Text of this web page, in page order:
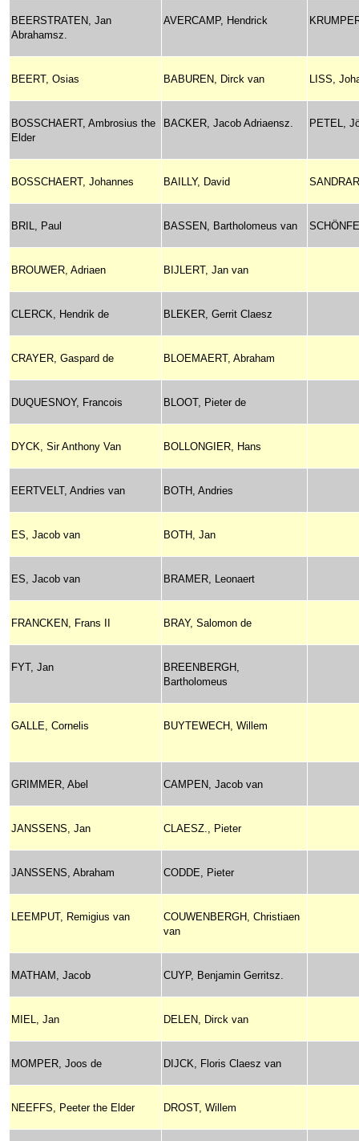
BEERSTRATEN, Jan
Abrahamsz.
AVERCAMP, Hendrick
BEERT, Osias BABUREN, Dirck van LISS,
BOSSCHAERT, Ambrosius the
Elder
BACKER, Jacob Adriaensz. PETEL,
BOSSCHAERT, Johannes BAILLY, David
BRIL, Paul BASSEN, Bartholomeus van
BROUWER, Adriaen BIJLERT, Jan van
CLERCK, Hendrik de BLEKER, Gerrit Claesz
CRAYER, Gaspard de BLOEMAERT, Abraham
DUQUESNOY, Francois BLOOT, Pieter de
DYCK, Sir Anthony Van BOLLONGIER, Hans
EERTVELT, Andries van BOTH, Andries
ES, Jacob van BOTH, Jan
ES, Jacob van BRAMER, Leonaert
FRANCKEN, Frans II BRAY, Salomon de
FYT, Jan
BREENBERGH,
Bartholomeus
GALLE, Cornelis BUYTEWECH, Willem
GRIMMER, Abel CAMPEN, Jacob van
JANSSENS, Jan CLAESZ., Pieter
JANSSENS, Abraham CODDE, Pieter
LEEMPUT, Remigius van
COUWENBERGH, Christiaen
van
MATHAM, Jacob CUYP, Benjamin Gerritsz.
MIEL, Jan DELEN, Dirck van
MOMPER, Joos de DIJCK, Floris Claesz van
NEEFFS, Peeter the Elder DROST, Willem